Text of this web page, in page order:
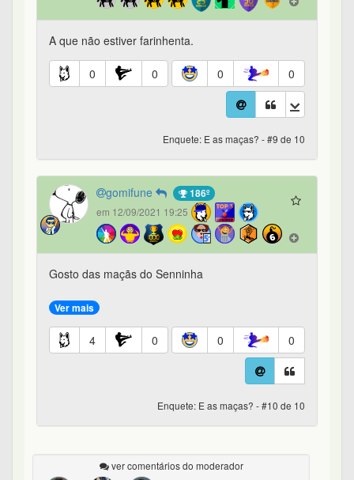
A que não estiver farinhenta.
0 0 0 0
Enquete: E as maças? - #9 de 10
gomifune 186º
em 12/09/2021 19:25
Gosto das maçãs do Senninha
Ver mais
4 0 0 0
Enquete: E as maças? - #10 de 10
ver comentários do moderador